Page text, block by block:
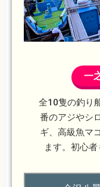
一
全10隻の釣り
番のアジやシ
ギ、高級魚マ
ます。初心